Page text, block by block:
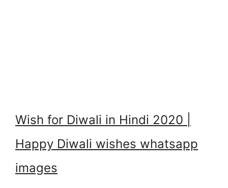
Wish for Diwali in Hindi 2020 |
Happy Diwali wishes whatsapp
images